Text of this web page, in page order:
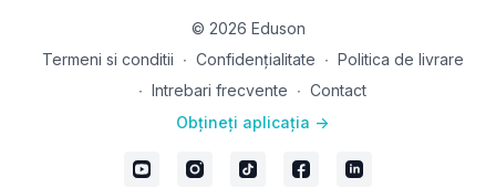
© 2026 Eduson
Termeni si conditii ∙ Confidențialitate ∙ Politica de livrare
∙ Intrebari frecvente ∙ Contact
Obțineți aplicația ->